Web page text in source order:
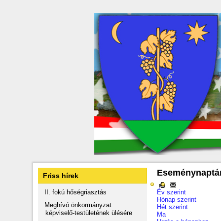
Friss hírek
II. fokú hőségriasztás
Meghívó önkormányzat
képviselő-testületének ülésére
Év szerint
Hónap szerint
Hét szerint
Ma